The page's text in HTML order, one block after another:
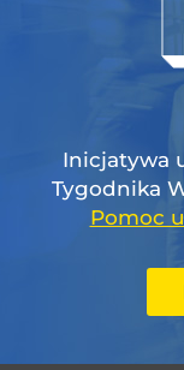
Inicjatywa
Tygodnika
Pomoc